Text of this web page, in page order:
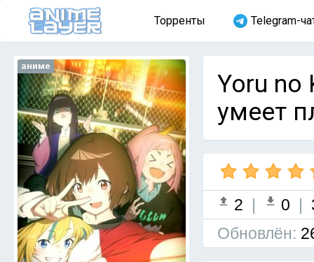
Торренты Telegram-
аниме
Yoru no
умеет
2 | 0 |
Обновлён: